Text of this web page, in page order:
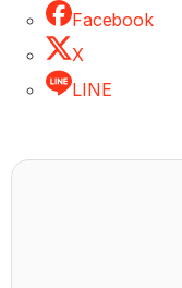
Facebook
X
LINE